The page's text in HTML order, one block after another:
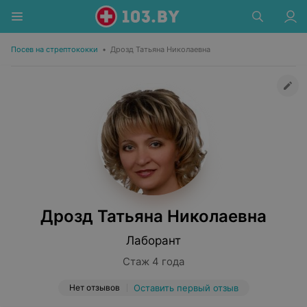
Посев на стрептококки • Дрозд Татьяна Николаевна
Дрозд Татьяна Николаевна
Лаборант
Стаж 4 года
Нет отзывов Оставить первый отзыв